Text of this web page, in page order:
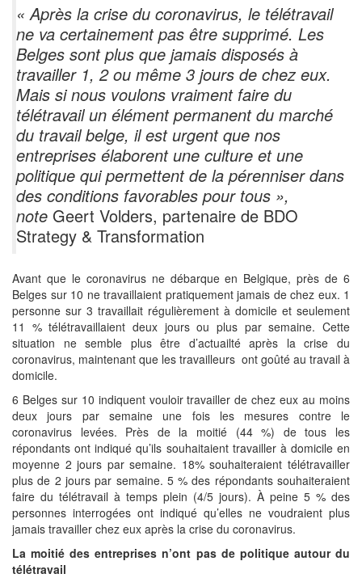
« Après la crise du coronavirus, le télétravail
ne va certainement pas être supprimé. Les
Belges sont plus que jamais disposés à
travailler 1, 2 ou même 3 jours de chez eux.
Mais si nous voulons vraiment faire du
télétravail un élément permanent du marché
du travail belge, il est urgent que nos
entreprises élaborent une culture et une
politique qui permettent de la pérenniser dans
des conditions favorables pour tous »,
note Geert Volders, partenaire de BDO
Strategy & Transformation
Avant que le coronavirus ne débarque en Belgique, près de 6
Belges sur 10 ne travaillaient pratiquement jamais de chez eux. 1
personne sur 3 travaillait régulièrement à domicile et seulement
11 % télétravaillaient deux jours ou plus par semaine. Cette
situation ne semble plus être d’actuailté après la crise du
coronavirus, maintenant que les travailleurs ont goûté au travail à
domicile.
6 Belges sur 10 indiquent vouloir travailler de chez eux au moins
deux jours par semaine une fois les mesures contre le
coronavirus levées. Près de la moitié (44 %) de tous les
répondants ont indiqué qu’ils souhaitaient travailler à domicile en
moyenne 2 jours par semaine. 18% souhaiteraient télétravailler
plus de 2 jours par semaine. 5 % des répondants souhaiteraient
faire du télétravail à temps plein (4/5 jours). À peine 5 % des
personnes interrogées ont indiqué qu’elles ne voudraient plus
jamais travailler chez eux après la crise du coronavirus.
La moitié des entreprises n’ont pas de politique autour du
télétravail